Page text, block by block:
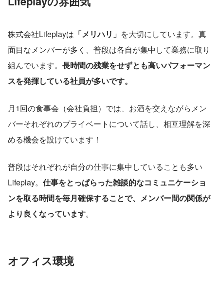
株式会社Lifeplayは 「メリハリ」 を大切にしています。真
面目なメンバーが多く、普段は各自が集中して業務に取り
組んでいます。 長時間の残業をせずとも高いパフォーマン
スを発揮している社員が多いです。
月1回の食事会（会社負担）では、お酒を交えながらメン
バーそれぞれのプライベートについて話し、相互理解を深
める機会を設けています！
普段はそれぞれが自分の仕事に集中していることも多い
Lifeplay。 仕事をとっぱらった雑談的なコミュニケーショ
ンを取る時間を毎月確保することで、メンバー間の関係が
より良くなっています。
オフィス環境